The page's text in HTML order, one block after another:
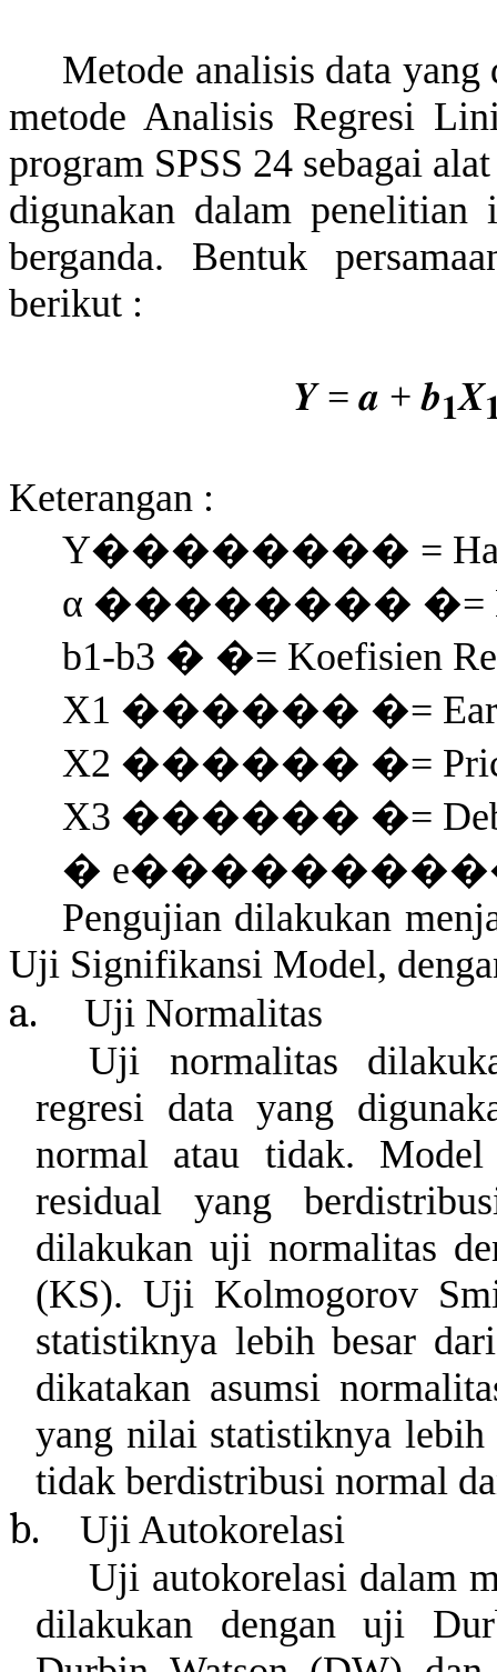
Metode analisis data
metode Analisis Regresi
program SPSS 24 sebagai
digunakan dalam penelitian
berganda. Bentuk
berikut :
𝒀=𝒂 +𝒃𝟏𝑿
Keterangan :
Y�������� =
α �������� �=
b1-b3 � �= Koefisien
X1 ������ �=
X2 ������ �=
X3 ������ �=
� e
Pengujian dilakukan
Uji Signifikansi Model,
a.
Uji Normalitas
Uji normalitas
regresi data yang
normal atau tidak.
residual yang
dilakukan uji normalitas
(KS). Uji Kolmogorov
statistiknya lebih besar
dikatakan asumsi
yang nilai statistiknya
tidak berdistribusi normal
b.
Uji Autokorelasi
Uji autokorelasi dalam
dilakukan dengan uji